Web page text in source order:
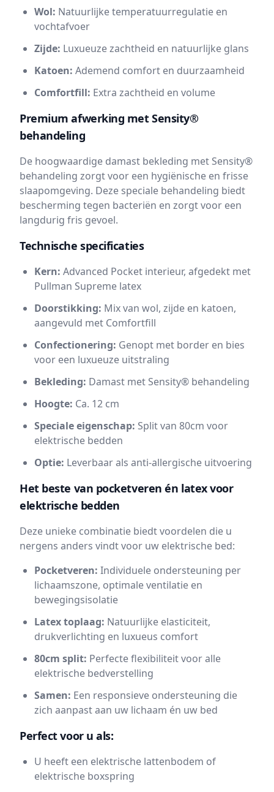
Wol: Natuurlijke temperatuurregulatie en
vochtafvoer
Zijde: Luxueuze zachtheid en natuurlijke glans
Katoen: Ademend comfort en duurzaamheid
Comfortfill: Extra zachtheid en volume
Premium afwerking met Sensity®
behandeling
De hoogwaardige damast bekleding met Sensity®
behandeling zorgt voor een hygiënische en frisse
slaapomgeving. Deze speciale behandeling biedt
bescherming tegen bacteriën en zorgt voor een
langdurig fris gevoel.
Technische specificaties
Kern: Advanced Pocket interieur, afgedekt met
Pullman Supreme latex
Doorstikking: Mix van wol, zijde en katoen,
aangevuld met Comfortfill
Confectionering: Genopt met border en bies
voor een luxueuze uitstraling
Bekleding: Damast met Sensity® behandeling
Hoogte: Ca. 12 cm
Speciale eigenschap: Split van 80cm voor
elektrische bedden
Optie: Leverbaar als anti-allergische uitvoering
Het beste van pocketveren én latex voor
elektrische bedden
Deze unieke combinatie biedt voordelen die u
nergens anders vindt voor uw elektrische bed:
Pocketveren: Individuele ondersteuning per
lichaamszone, optimale ventilatie en
bewegingsisolatie
Latex toplaag: Natuurlijke elasticiteit,
drukverlichting en luxueus comfort
80cm split: Perfecte flexibiliteit voor alle
elektrische bedverstelling
Samen: Een responsieve ondersteuning die
zich aanpast aan uw lichaam én uw bed
Perfect voor u als:
U heeft een elektrische lattenbodem of
elektrische boxspring